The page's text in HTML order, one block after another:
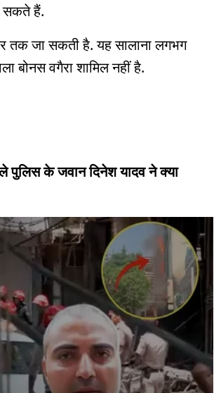
सकते हैं.
तक जा सकती है. यह सालाना लगभग
बोनस वगैरा शामिल नहीं है.
के जवान दिनेश यादव ने क्या